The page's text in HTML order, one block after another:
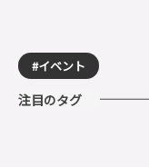
イベント
注目のタグ